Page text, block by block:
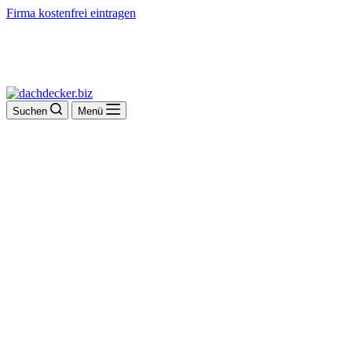
Firma kostenfrei eintragen
Suchen Menü